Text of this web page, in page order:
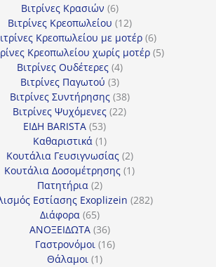
Βιτρίνες Κρασιών 66
προϊόντα
Βιτρίνες Κρεοπωλείου 1212
προϊόντα
Κρεοπωλείου με μοτέρ 66
προϊόντα
Κρεοπωλείου χωρίς μοτέρ 55
Βιτρίνες Ουδέτερες 44
προϊόντα
Βιτρίνες Παγωτού 33
προϊόντα
Βιτρίνες Συντήρησης 3838
προϊόντα
Βιτρίνες Ψυχόμενες 2222
ΕΙΔΗ BARISTA 5353
προϊόντα
Καθαριστικά 11
προϊόν
Κουτάλια Γευσιγνωσίας 22
προϊόντα
Κουτάλια Δοσομέτρησης 11
Πατητήρια 22
προϊόντα
Εστίασης Exoplizein 282282
Διάφορα 6565
προϊόντα
ΑΝΟΞΕΙΔΩΤΑ 3636
προϊόντα
Γαστρονόμοι 1616
Θάλαμοι 11